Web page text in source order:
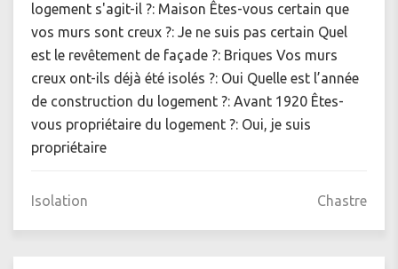
logement s'agit-il ?: Maison Êtes-vous certain que
vos murs sont creux ?: Je ne suis pas certain Quel
est le revêtement de façade ?: Briques Vos murs
creux ont-ils déjà été isolés ?: Oui Quelle est l’année
de construction du logement ?: Avant 1920 Êtes-
vous propriétaire du logement ?: Oui, je suis
propriétaire
Isolation Chastre